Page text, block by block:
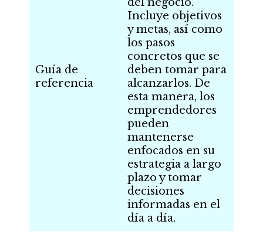
Guía de
referencia
Incluye objetivos
y metas, así como
los pasos
concretos que se
deben tomar para
alcanzarlos. De
esta manera, los
emprendedores
pueden
mantenerse
enfocados en su
estrategia a largo
plazo y tomar
decisiones
informadas en el
día a día.